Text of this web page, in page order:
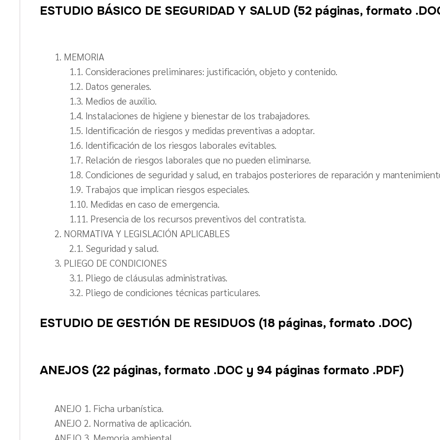
ESTUDIO BÁSICO DE SEGURIDAD Y SALUD (52 páginas, formato
1. MEMORIA
1.1. Consideraciones preliminares: justificación, objeto y contenido.
1.2. Datos generales.
1.3. Medios de auxilio.
1.4. Instalaciones de higiene y bienestar de los trabajadores.
1.5. Identificación de riesgos y medidas preventivas a adoptar.
1.6. Identificación de los riesgos laborales evitables.
1.7. Relación de riesgos laborales que no pueden eliminarse.
1.8. Condiciones de seguridad y salud, en trabajos posteriores de reparación y
1.9. Trabajos que implican riesgos especiales.
1.10. Medidas en caso de emergencia.
1.11. Presencia de los recursos preventivos del contratista.
2. NORMATIVA Y LEGISLACIÓN APLICABLES
2.1. Seguridad y salud.
3. PLIEGO DE CONDICIONES
3.1. Pliego de cláusulas administrativas.
3.2. Pliego de condiciones técnicas particulares.
ESTUDIO DE GESTIÓN DE RESIDUOS (18 páginas, formato .DOC)
ANEJOS (22 páginas, formato .DOC y 94 páginas formato .PDF)
ANEJO 1. Ficha urbanística.
ANEJO 2. Normativa de aplicación.
ANEJO 3. Memoria ambiental.